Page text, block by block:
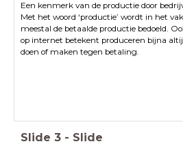
Een kenmerk van de productie door
Met het woord ‘productie’ wordt in het
meestal de betaalde productie bedoeld.
op internet betekent produceren bijna
doen of maken tegen betaling.
Slide 3 - Slide